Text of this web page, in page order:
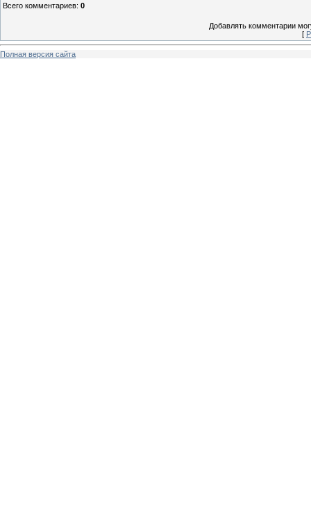
Всего комментариев: 0
Добавлять комментарии
[
Полная версия сайта